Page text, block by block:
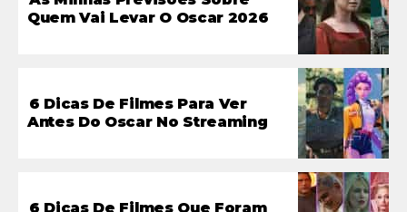
Quem Vai Levar O Oscar 2026
6 Dicas De Filmes Para Ver
Antes Do Oscar No Streaming
6 Dicas De Filmes Que Foram